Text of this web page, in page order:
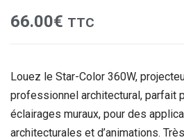
66.00€ TTC
Louez le Star-Color 360W,
professionnel architectural, parfait
éclairages muraux, pour des
architecturales et d’animations.